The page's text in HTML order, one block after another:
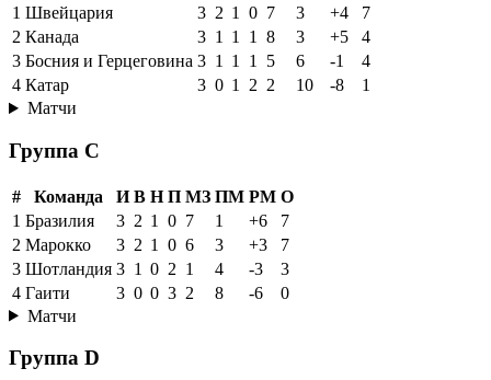
1 Швейцария 3 2 1 0 7 3 +4
7
2 Канада 3 1 1 1 8 3 +5
4
3 Босния и Герцеговина 3 1 1 1 5 6 -1
4
4 Катар 3 0 1 2 2 10 -8
1
Матчи
Группа C
# Команда И В Н П МЗ ПМ РМ О
1 Бразилия 3 2 1 0 7 1 +6
7
2 Марокко 3 2 1 0 6 3 +3
7
3 Шотландия 3 1 0 2 1 4 -3
3
4 Гаити 3 0 0 3 2 8 -6
0
Матчи
Группа D